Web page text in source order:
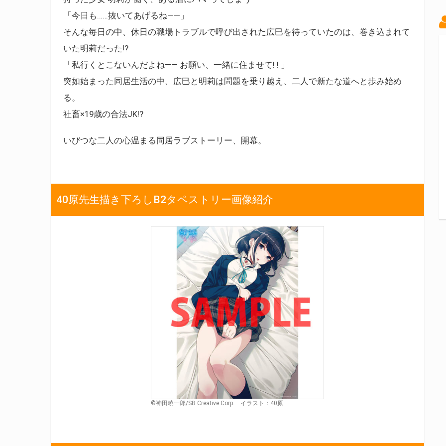
「今日も……抜いてあげるね――」
そんな毎日の中、休日の職場トラブルで呼び出された広巳を待っていたのは、巻き込まれて
いた明莉だった!?
「私行くとこないんだよね―― お願い、一緒に住ませて! ! 」
突如始まった同居生活の中、広巳と明莉は問題を乗り越え、二人で新たな道へと歩み始め
る。
社畜×19歳の合法JK!?
いびつな二人の心温まる同居ラブストーリー、開幕。
40原先生描き下ろしB2タペストリー画像紹介
©神田暁一郎/SB Creative Corp. イラスト：40原